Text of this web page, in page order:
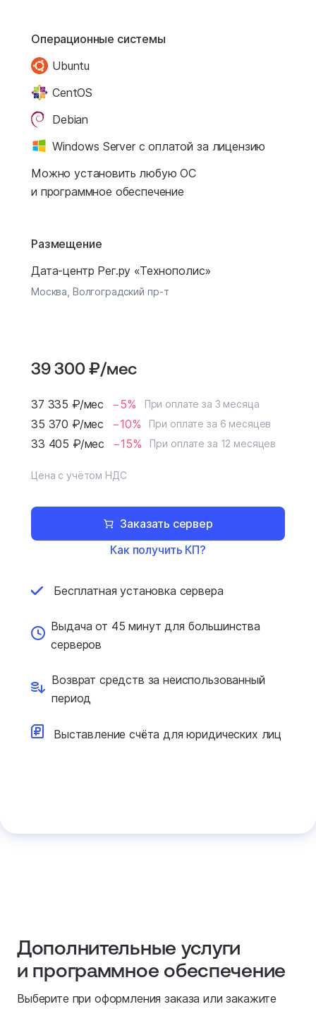
Операционные системы
Ubuntu
CentOS
Debian
Windows Server с оплатой за лицензию
Можно установить любую ОС
и программное обеспечение
Размещение
Дата-центр Рег.ру «Технополис»
Москва, Волгоградский пр-т
39 300₽/мес
37 335 ₽/мес −5% При оплате за 3 месяца
35 370 ₽/мес −10% При оплате за 6 месяцев
33 405 ₽/мес −15% При оплате за 12 месяцев
Цена с учётом НДС
Заказать сервер
Как получить КП?
Бесплатная установка сервера
Выдача от 45 минут для большинства
серверов
Возврат средств занеиспользованный
период
Выставление счёта дляюридических лиц
Дополнительные услуги
и программное обеспечение
Выберите при оформления заказа или закажите